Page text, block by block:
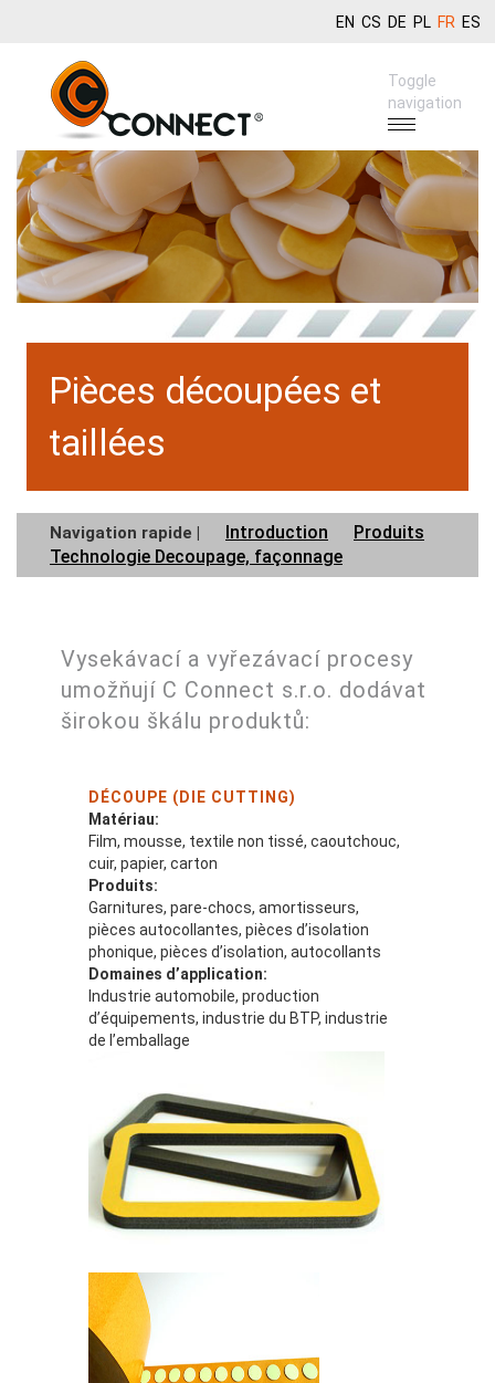
EN CS DE PL FR ES
Toggle
navigation
Pièces découpées et
taillées
Navigation rapide | Introduction
Produits
Technologie Decoupage, façonnage
Vysekávací a vyřezávací procesy
umožňují C Connect s.r.o. dodávat
širokou škálu produktů:
DÉCOUPE (DIE CUTTING)
Matériau:
Film, mousse, textile non tissé, caoutchouc,
cuir, papier, carton
Produits:
Garnitures, pare-chocs, amortisseurs,
pièces autocollantes, pièces d’isolation
phonique, pièces d’isolation, autocollants
Domaines d’application:
Industrie automobile, production
d’équipements, industrie du BTP, industrie
de l’emballage